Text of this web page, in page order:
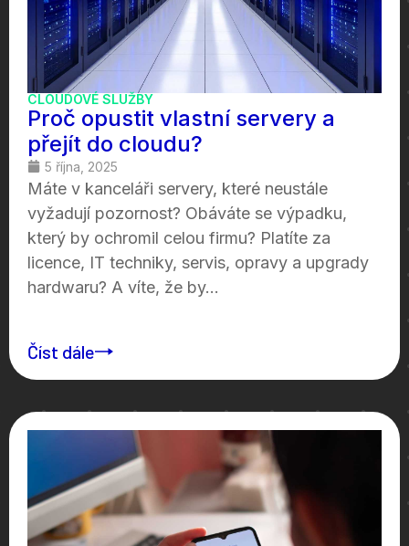
CLOUDOVÉ SLUŽBY
Proč opustit vlastní servery a
přejít do cloudu?
5 října, 2025
Máte v kanceláři servery, které neustále
vyžadují pozornost? Obáváte se výpadku,
který by ochromil celou firmu? Platíte za
licence, IT techniky, servis, opravy a upgrady
hardwaru? A víte, že by...
Číst dále